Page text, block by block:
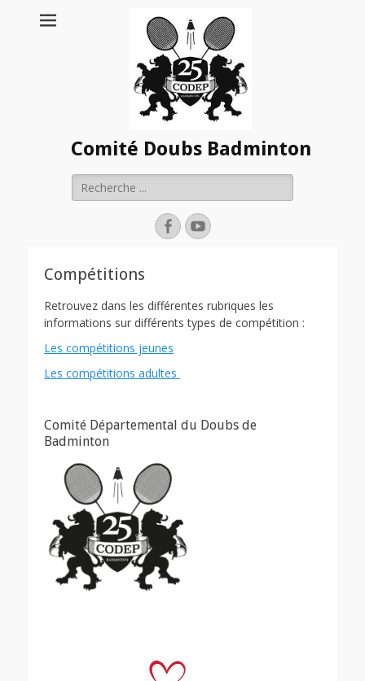
Comité Doubs Badminton
Rechercher :
FacebookYouTube
Compétitions
Retrouvez dans les différentes rubriques les
informations sur différents types de compétition :
Les compétitions jeunes
Les compétitions adultes
Comité Départemental du Doubs de
Badminton